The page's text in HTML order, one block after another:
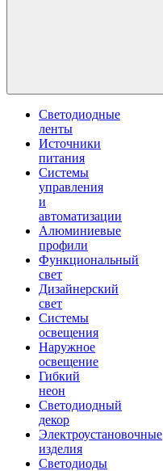
Светодиодные
ленты
Источники
питания
Системы
управления
и
автоматизации
Алюминиевые
профили
Функциональный
свет
Дизайнерский
свет
Системы
освещения
Наружное
освещение
Гибкий
неон
Светодиодный
декор
Электроустановочные
изделия
Светодиоды